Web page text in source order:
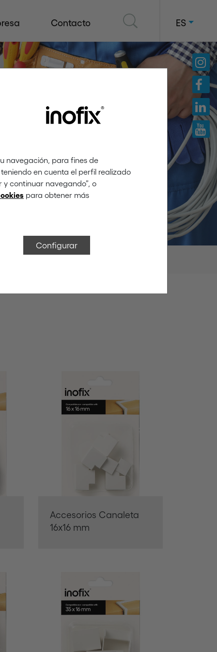
navegación, para fines de
en cuenta el perfil realizado
y continuar navegando”, o
para obtener más
Configurar
Contacto ES
Accesorios Canaleta
16x16 mm